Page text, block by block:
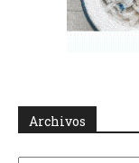
Archivos
Archivos